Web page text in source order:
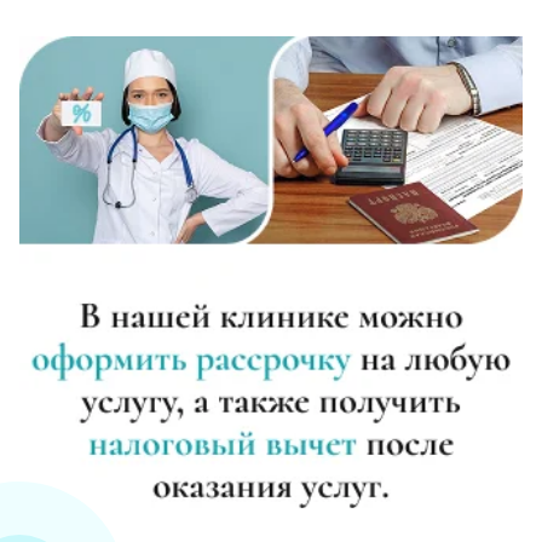
от 25 000 ₽ Записаться
Метод Шичко
от 3 000 ₽ Записаться
Частный вытрезвитель
Вшивание от алкоголизма (ампула)
от 5 000 ₽ Записаться
Лечение хронического алкоголизма
от 3 500 ₽/сутки Записаться